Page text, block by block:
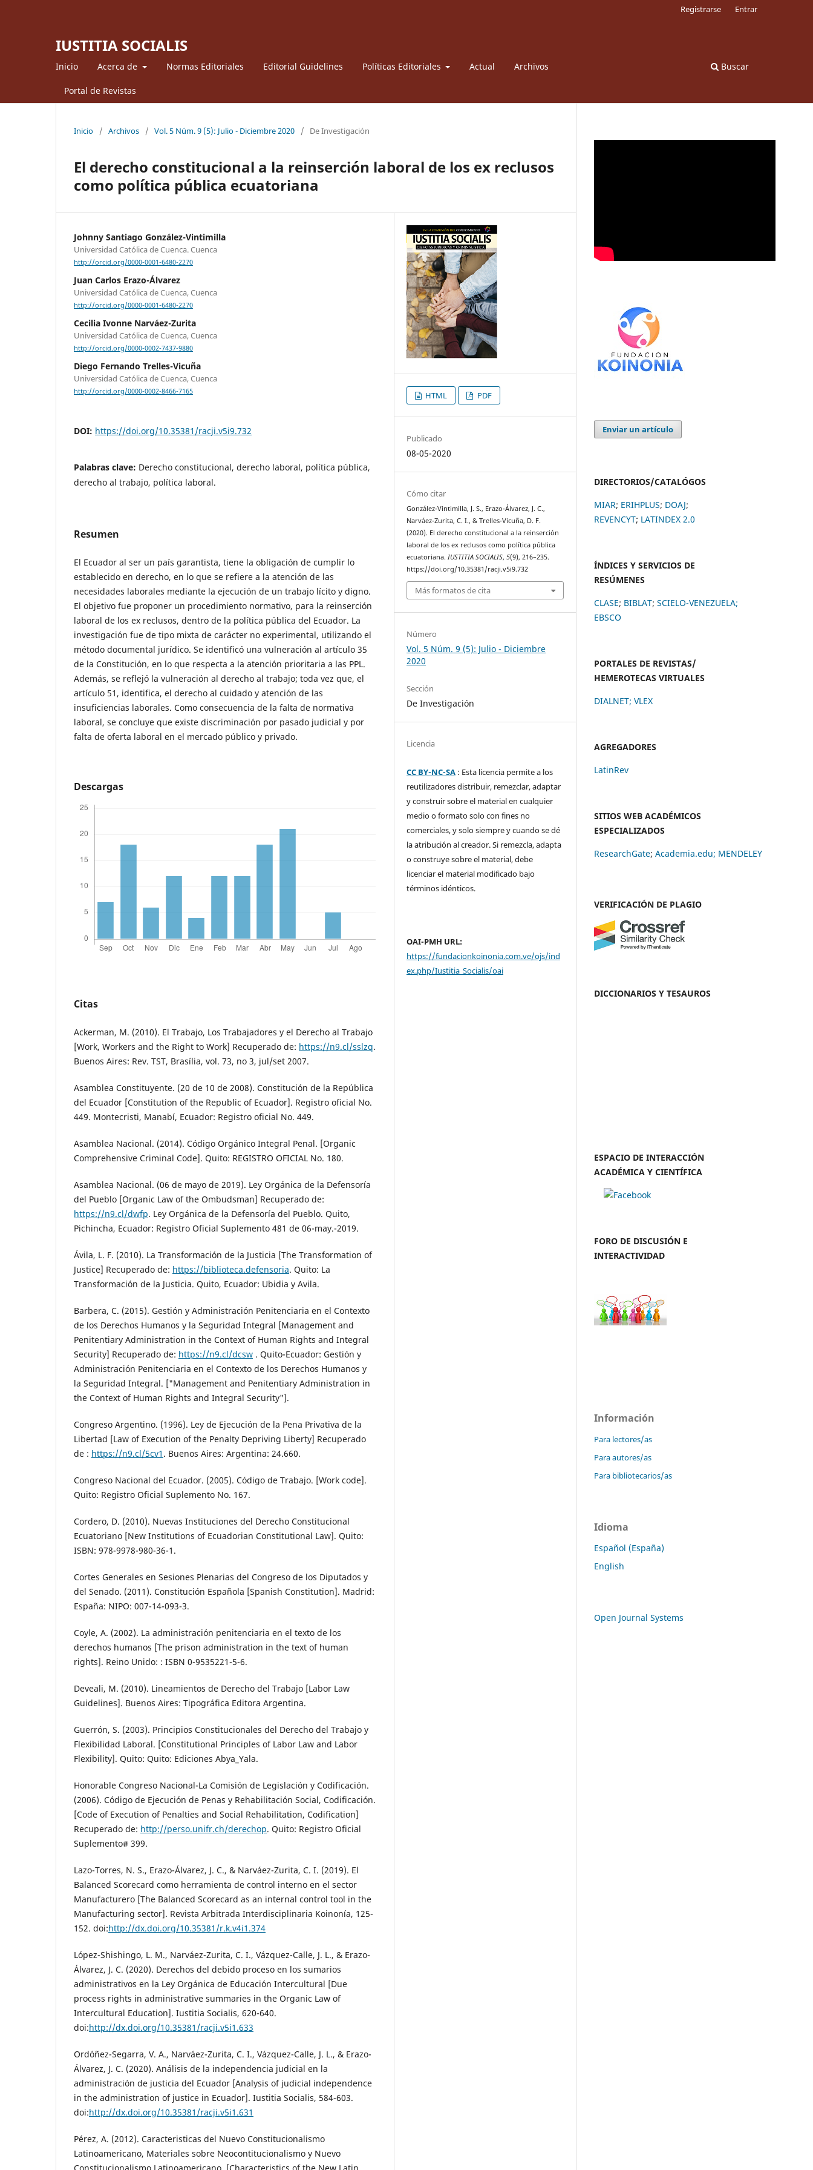
IUSTITIA SOCIALIS
Inicio Acerca de Normas Editoriales Editorial Guidelines Políticas Editoriales Actual Archivos
Portal de Revistas
Buscar
Registrarse Entrar
Inicio / Archivos / Vol. 5 Núm. 9 (5): Julio - Diciembre 2020 / De Investigación
El derecho constitucional a la reinserción laboral de los ex reclusos
como política pública ecuatoriana
Johnny Santiago González-Vintimilla
Universidad Católica de Cuenca. Cuenca
http://orcid.org/0000-0001-6480-2270
Juan Carlos Erazo-Álvarez
Universidad Católica de Cuenca, Cuenca
http://orcid.org/0000-0001-6480-2270
Cecilia Ivonne Narváez-Zurita
Universidad Católica de Cuenca, Cuenca
http://orcid.org/0000-0002-7437-9880
Diego Fernando Trelles-Vicuña
Universidad Católica de Cuenca, Cuenca
http://orcid.org/0000-0002-8466-7165
DOI: https://doi.org/10.35381/racji.v5i9.732
Palabras clave: Derecho constitucional, derecho laboral, política pública,
derecho al trabajo, política laboral.
Resumen
El Ecuador al ser un país garantista, tiene la obligación de cumplir lo
establecido en derecho, en lo que se refiere a la atención de las
necesidades laborales mediante la ejecución de un trabajo lícito y digno.
El objetivo fue proponer un procedimiento normativo, para la reinserción
laboral de los ex reclusos, dentro de la política pública del Ecuador. La
investigación fue de tipo mixta de carácter no experimental, utilizando el
método documental jurídico. Se identificó una vulneración al artículo 35
de la Constitución, en lo que respecta a la atención prioritaria a las PPL.
Además, se reflejó la vulneración al derecho al trabajo; toda vez que, el
artículo 51, identifica, el derecho al cuidado y atención de las
insuficiencias laborales. Como consecuencia de la falta de normativa
laboral, se concluye que existe discriminación por pasado judicial y por
falta de oferta laboral en el mercado público y privado.
Descargas
Citas
Ackerman, M. (2010). El Trabajo, Los Trabajadores y el Derecho al Trabajo
[Work, Workers and the Right to Work] Recuperado de: https://n9.cl/sslzq.
Buenos Aires: Rev. TST, Brasília, vol. 73, no 3, jul/set 2007.
Asamblea Constituyente. (20 de 10 de 2008). Constitución de la República
del Ecuador [Constitution of the Republic of Ecuador]. Registro oficial No.
449. Montecristi, Manabí, Ecuador: Registro oficial No. 449.
Asamblea Nacional. (2014). Código Orgánico Integral Penal. [Organic
Comprehensive Criminal Code]. Quito: REGISTRO OFICIAL No. 180.
Asamblea Nacional. (06 de mayo de 2019). Ley Orgánica de la Defensoría
del Pueblo [Organic Law of the Ombudsman] Recuperado de:
https://n9.cl/dwfp. Ley Orgánica de la Defensoría del Pueblo. Quito,
Pichincha, Ecuador: Registro Oficial Suplemento 481 de 06-may.-2019.
Ávila, L. F. (2010). La Transformación de la Justicia [The Transformation of
Justice] Recuperado de: https://biblioteca.defensoria. Quito: La
Transformación de la Justicia. Quito, Ecuador: Ubidia y Avila.
Barbera, C. (2015). Gestión y Administración Penitenciaria en el Contexto
de los Derechos Humanos y la Seguridad Integral [Management and
Penitentiary Administration in the Context of Human Rights and Integral
Security] Recuperado de: https://n9.cl/dcsw . Quito-Ecuador: Gestión y
Administración Penitenciaria en el Contexto de los Derechos Humanos y
la Seguridad Integral. ["Management and Penitentiary Administration in
the Context of Human Rights and Integral Security"].
Congreso Argentino. (1996). Ley de Ejecución de la Pena Privativa de la
Libertad [Law of Execution of the Penalty Depriving Liberty] Recuperado
de : https://n9.cl/5cv1 . Buenos Aires: Argentina: 24.660.
Congreso Nacional del Ecuador. (2005). Código de Trabajo. [Work code].
Quito: Registro Oficial Suplemento No. 167.
Cordero, D. (2010). Nuevas Instituciones del Derecho Constitucional
Ecuatoriano [New Institutions of Ecuadorian Constitutional Law]. Quito:
ISBN: 978-9978-980-36-1.
Cortes Generales en Sesiones Plenarias del Congreso de los Diputados y
del Senado. (2011). Constitución Española [Spanish Constitution]. Madrid:
España: NIPO: 007-14-093-3.
Coyle, A. (2002). La administración penitenciaria en el texto de los
derechos humanos [The prison administration in the text of human
rights]. Reino Unido: : ISBN 0-9535221-5-6.
Deveali, M. (2010). Lineamientos de Derecho del Trabajo [Labor Law
Guidelines]. Buenos Aires: Tipográfica Editora Argentina.
Guerrón, S. (2003). Principios Constitucionales del Derecho del Trabajo y
Flexibilidad Laboral. [Constitutional Principles of Labor Law and Labor
Flexibility]. Quito: Quito: Ediciones Abya_Yala.
Honorable Congreso Nacional-La Comisión de Legislación y Codificación.
(2006). Código de Ejecución de Penas y Rehabilitación Social, Codificación.
[Code of Execution of Penalties and Social Rehabilitation, Codification]
Recuperado de: http://perso.unifr.ch/derechop. Quito: Registro Oficial
Suplemento# 399.
Lazo-Torres, N. S., Erazo-Álvarez, J. C., & Narváez-Zurita, C. I. (2019). El
Balanced Scorecard como herramienta de control interno en el sector
Manufacturero [The Balanced Scorecard as an internal control tool in the
Manufacturing sector]. Revista Arbitrada Interdisciplinaria Koinonía, 125-
152. doi:http://dx.doi.org/10.35381/r.k.v4i1.374
López-Shishingo, L. M., Narváez-Zurita, C. I., Vázquez-Calle, J. L., & Erazo-
Álvarez, J. C. (2020). Derechos del debido proceso en los sumarios
administrativos en la Ley Orgánica de Educación Intercultural [Due
process rights in administrative summaries in the Organic Law of
Intercultural Education]. Iustitia Socialis, 620-640.
doi:http://dx.doi.org/10.35381/racji.v5i1.633
Ordóñez-Segarra, V. A., Narváez-Zurita, C. I., Vázquez-Calle, J. L., & Erazo-
Álvarez, J. C. (2020). Análisis de la independencia judicial en la
administración de justicia del Ecuador [Analysis of judicial independence
in the administration of justice in Ecuador]. Iustitia Socialis, 584-603.
doi:http://dx.doi.org/10.35381/racji.v5i1.631
Pérez, A. (2012). Caracteristicas del Nuevo Constitucionalismo
Latinoamericano, Materiales sobre Neocontitucionalismo y Nuevo
HTML PDF
Publicado
08-05-2020
Cómo citar
González-Vintimilla, J. S., Erazo-Álvarez, J. C.,
Narváez-Zurita, C. I., & Trelles-Vicuña, D. F.
(2020). El derecho constitucional a la reinserción
laboral de los ex reclusos como política pública
ecuatoriana.IUSTITIA SOCIALIS,5(9), 216–235.
https://doi.org/10.35381/racji.v5i9.732
Más formatos de cita
Número
Vol. 5 Núm. 9 (5): Julio - Diciembre
2020
Sección
De Investigación
Licencia
CC BY-NC-SA : Esta licencia permite a los
reutilizadores distribuir, remezclar, adaptar
y construir sobre el material en cualquier
medio o formato solo con fines no
comerciales, y solo siempre y cuando se dé
la atribución al creador. Si remezcla, adapta
o construye sobre el material, debe
licenciar el material modificado bajo
términos idénticos.
OAI-PMH URL:
https://fundacionkoinonia.com.ve/ojs/ind
ex.php/Iustitia_Socialis/oai
Enviar un artículo
DIRECTORIOS/CATALÓGOS
MIAR; ERIHPLUS; DOAJ;
REVENCYT; LATINDEX 2.0
ÍNDICES Y SERVICIOS DE
RESÚMENES
CLASE; BIBLAT; SCIELO-VENEZUELA;
EBSCO
PORTALES DE REVISTAS/
HEMEROTECAS VIRTUALES
DIALNET; VLEX
AGREGADORES
LatinRev
SITIOS WEB ACADÉMICOS
ESPECIALIZADOS
ResearchGate; Academia.edu; MENDELEY
VERIFICACIÓN DE PLAGIO
DICCIONARIOS Y TESAUROS
ESPACIO DE INTERACCIÓN
ACADÉMICA Y CIENTÍFICA
FORO DE DISCUSIÓN E
INTERACTIVIDAD
Información
Para lectores/as
Para autores/as
Para bibliotecarios/as
Idioma
Español (España)
English
Open Journal Systems